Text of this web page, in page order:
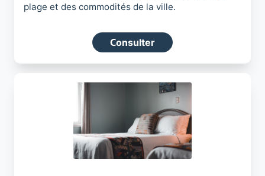
plage et des commodités de la ville.
Consulter